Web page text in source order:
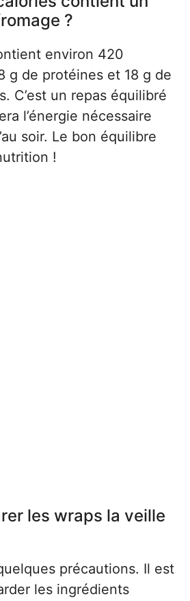
?
environ 420
g de protéines et 18 g de
C’est un repas équilibré
l’énergie nécessaire
soir. Le bon équilibre
!
les wraps la veille
précautions. Il est
les ingrédients